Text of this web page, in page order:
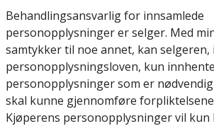
Behandlingsansvarlig for innsamlede
personopplysninger er selger. Med
samtykker til noe annet, kan selgeren,
personopplysningsloven, kun
personopplysninger som er
skal kunne gjennomføre
Kjøperens personopplysninger vil